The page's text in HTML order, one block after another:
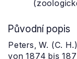
Původní popis
Peters, W. (C.
von 1874 bis